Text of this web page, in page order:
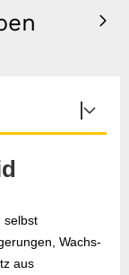
selbst
Wachs-
aus